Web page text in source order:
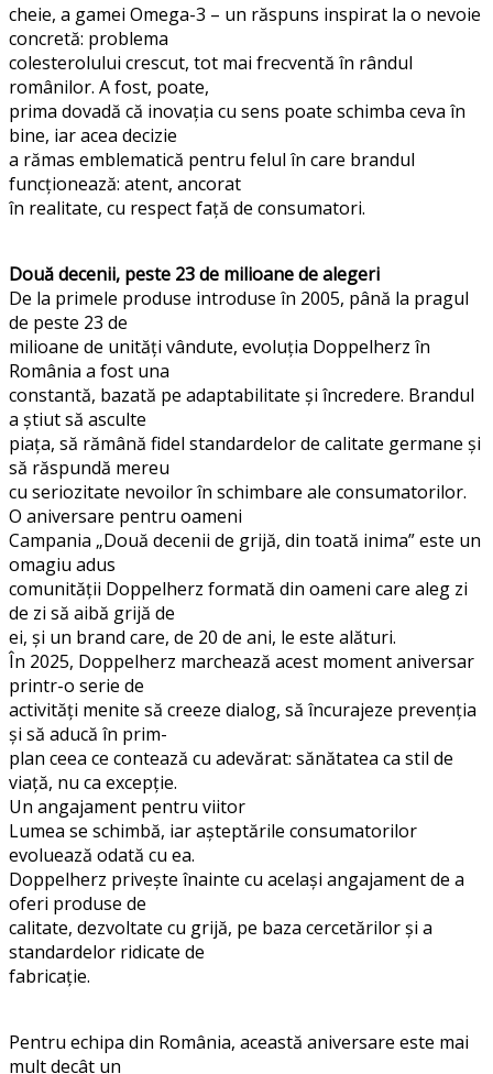
cheie, a gamei Omega-3 – un răspuns inspirat la o nevoie
concretă: problema
colesterolului crescut, tot mai frecventă în rândul
românilor. A fost, poate,
prima dovadă că inovația cu sens poate schimba ceva în
bine, iar acea decizie
a rămas emblematică pentru felul în care brandul
funcționează: atent, ancorat
în realitate, cu respect față de consumatori.
Două decenii, peste 23 de milioane de alegeri
De la primele produse introduse în 2005, până la pragul
de peste 23 de
milioane de unități vândute, evoluția Doppelherz în
România a fost una
constantă, bazată pe adaptabilitate și încredere. Brandul
a știut să asculte
piața, să rămână fidel standardelor de calitate germane și
să răspundă mereu
cu seriozitate nevoilor în schimbare ale consumatorilor.
O aniversare pentru oameni
Campania „Două decenii de grijă, din toată inima” este un
omagiu adus
comunității Doppelherz formată din oameni care aleg zi
de zi să aibă grijă de
ei, și un brand care, de 20 de ani, le este alături.
În 2025, Doppelherz marchează acest moment aniversar
printr-o serie de
activități menite să creeze dialog, să încurajeze prevenția
și să aducă în prim-
plan ceea ce contează cu adevărat: sănătatea ca stil de
viață, nu ca excepție.
Un angajament pentru viitor
Lumea se schimbă, iar așteptările consumatorilor
evoluează odată cu ea.
Doppelherz privește înainte cu același angajament de a
oferi produse de
calitate, dezvoltate cu grijă, pe baza cercetărilor și a
standardelor ridicate de
fabricație.
Pentru echipa din România, această aniversare este mai
mult decât un